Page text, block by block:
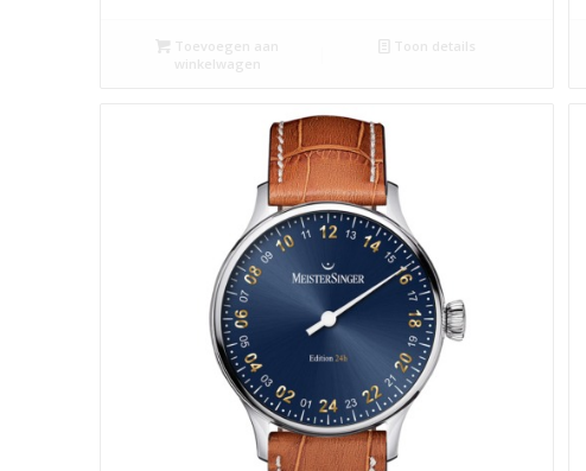
Toevoegen aan
winkelwagen
Toon details